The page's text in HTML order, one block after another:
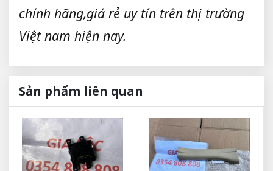
chính hãng,giá rẻ uy tín trên thị trường
Việt nam hiện nay.
Sản phẩm liên quan